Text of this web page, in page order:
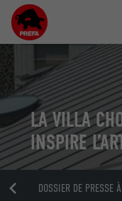
LA VILLA
INSPIRE
DOSSIER DE PRESSE